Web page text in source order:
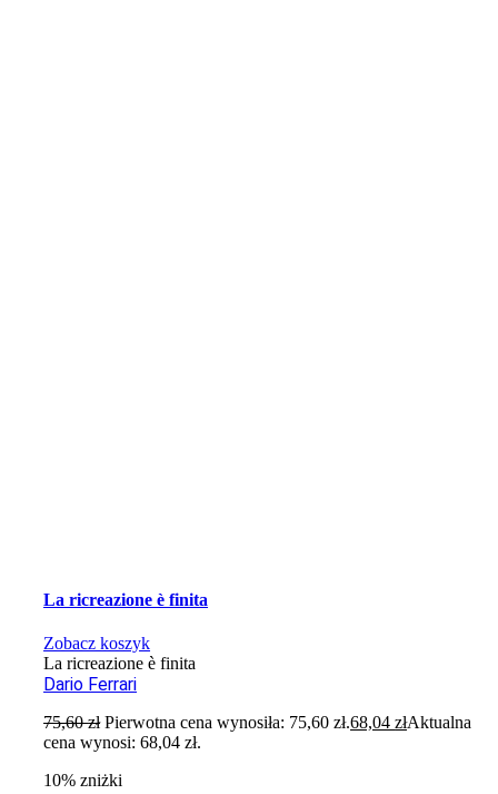
La ricreazione è finita
Zobacz koszyk
La ricreazione è finita
Dario Ferrari
75,60zł Pierwotna cena wynosiła: 75,60 zł.68,04złAktualna
cena wynosi: 68,04 zł.
10% zniżki